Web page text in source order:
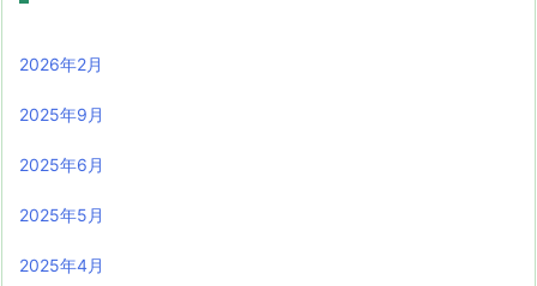
2026年2月
2025年9月
2025年6月
2025年5月
2025年4月